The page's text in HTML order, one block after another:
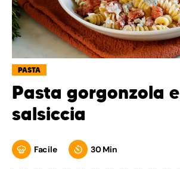
PASTA
Pasta gorgonzola e
salsiccia
Facile 30 Min